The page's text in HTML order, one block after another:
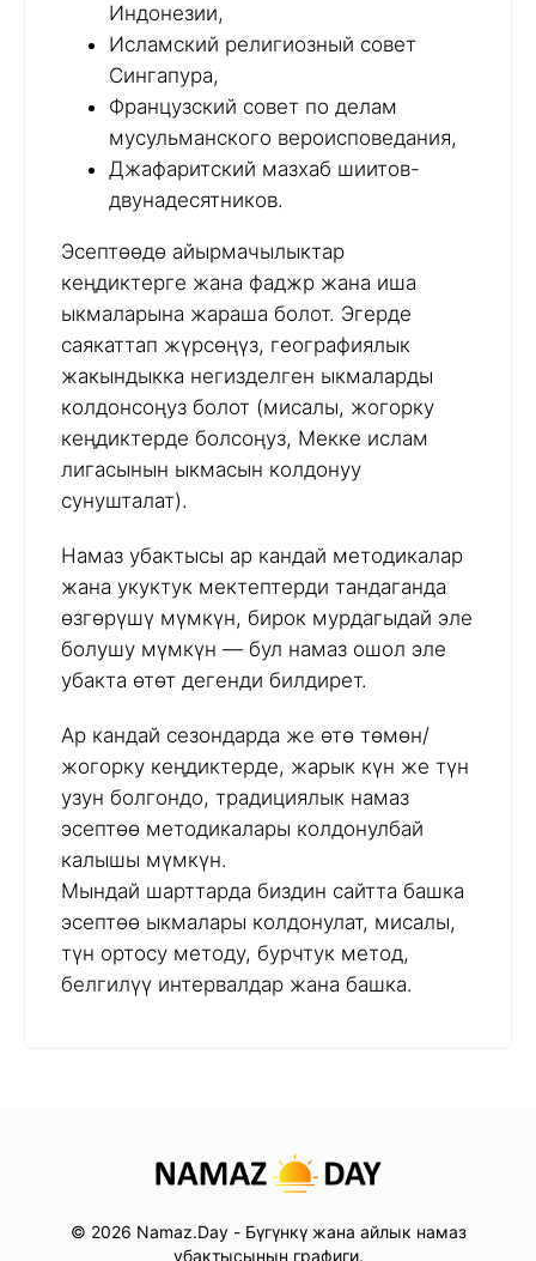
Индонезии,
Исламский религиозный совет
Сингапура,
Французский совет по делам
мусульманского вероисповедания,
Джафаритский мазхаб шиитов-
двунадесятников.
Эсептөөдө айырмачылыктар
кеңдиктерге жана фаджр жана иша
ыкмаларына жараша болот. Эгерде
саякаттап жүрсөңүз, географиялык
жакындыкка негизделген ыкмаларды
колдонсоңуз болот (мисалы, жогорку
кеңдиктерде болсоңуз, Мекке ислам
лигасынын ыкмасын колдонуу
сунушталат).
Намаз убактысы ар кандай методикалар
жана укуктук мектептерди тандаганда
өзгөрүшү мүмкүн, бирок мурдагыдай эле
болушу мүмкүн — бул намаз ошол эле
убакта өтөт дегенди билдирет.
Ар кандай сезондарда же өтө төмөн/
жогорку кеңдиктерде, жарык күн же түн
узун болгондо, традициялык намаз
эсептөө методикалары колдонулбай
калышы мүмкүн.
Мындай шарттарда биздин сайтта башка
эсептөө ыкмалары колдонулат, мисалы,
түн ортосу методу, бурчтук метод,
белгилүү интервалдар жана башка.
© 2026 Namaz.Day - Бүгүнкү жана айлык намаз
убактысынын графиги.